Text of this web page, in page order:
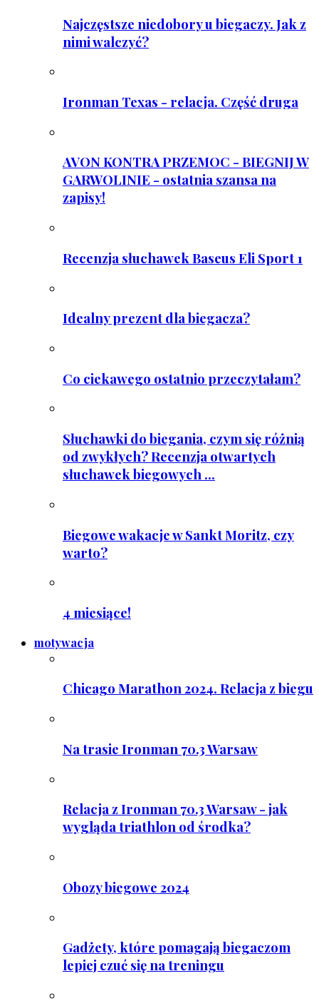
Najczęstsze niedobory u biegaczy. Jak z
nimi walczyć?
Ironman Texas - relacja. Część druga
AVON KONTRA PRZEMOC - BIEGNIJ W
GARWOLINIE - ostatnia szansa na
zapisy!
Recenzja słuchawek Baseus Eli Sport 1
Idealny prezent dla biegacza?
Co ciekawego ostatnio przeczytałam?
Słuchawki do biegania, czym się różnią
od zwykłych? Recenzja otwartych
słuchawek biegowych ...
Biegowe wakacje w Sankt Moritz, czy
warto?
4 miesiące!
motywacja
Chicago Marathon 2024. Relacja z biegu
Na trasie Ironman 70.3 Warsaw
Relacja z Ironman 70.3 Warsaw - jak
wygląda triathlon od środka?
Obozy biegowe 2024
Gadżety, które pomagają biegaczom
lepiej czuć się na treningu